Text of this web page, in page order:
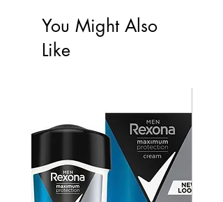
You Might Also
Like